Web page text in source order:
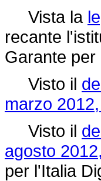
Vista la
recante
Garante
Visto il
marzo
Visto il
agosto
per l'Italia